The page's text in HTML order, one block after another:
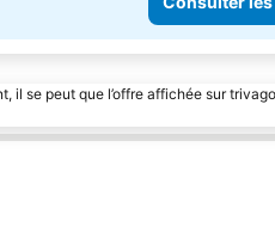
il se peut que l’offre affichée sur